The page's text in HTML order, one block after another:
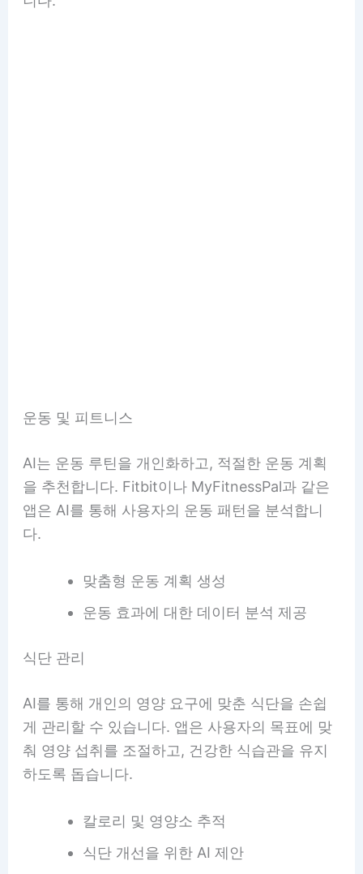
운동 및 피트니스
AI는 운동 루틴을 개인화하고, 적절한 운동 계획
을 추천합니다. Fitbit이나 MyFitnessPal과 같은
앱은 AI를 통해 사용자의 운동 패턴을 분석합니
다.
맞춤형 운동 계획 생성
운동 효과에 대한 데이터 분석 제공
식단 관리
AI를 통해 개인의 영양 요구에 맞춘 식단을 손쉽
게 관리할 수 있습니다. 앱은 사용자의 목표에 맞
춰 영양 섭취를 조절하고, 건강한 식습관을 유지
하도록 돕습니다.
칼로리 및 영양소 추적
식단 개선을 위한 AI 제안